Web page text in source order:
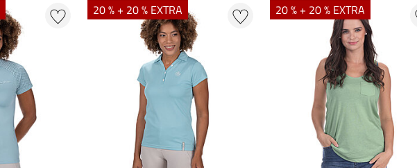
20 % + 20 % EXTRA 20 % + 20 % EXTRA